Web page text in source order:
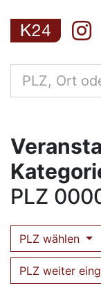
PLZ
PLZ wählen
PLZ weiter